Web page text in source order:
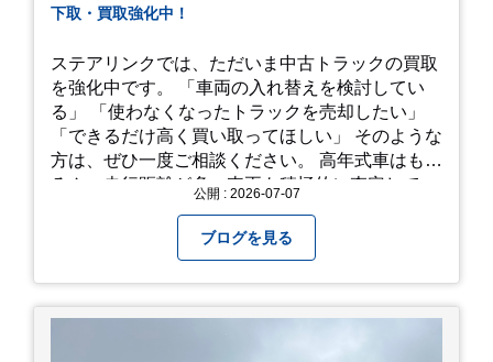
下取・買取強化中！
ステアリンクでは、ただいま中古トラックの買取
を強化中です。 「車両の入れ替えを検討してい
る」 「使わなくなったトラックを売却したい」
「できるだけ高く買い取ってほしい」 そのような
方は、ぜひ一度ご相談ください。 高年式車はもち
ろん、走行距離が多い車両も積極的に査定してい
ただいており、豊富な販売ネットワークを活かし
た高価買取が可能です。
公開 : 2026-07-07
ブログを見る